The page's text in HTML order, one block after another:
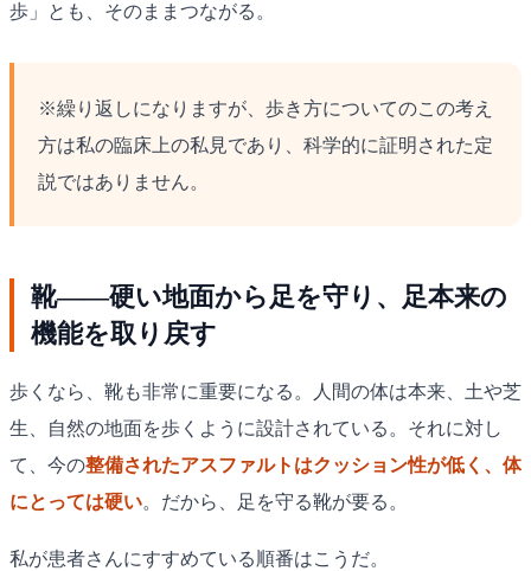
歩」とも、そのままつながる。
※繰り返しになりますが、歩き方についてのこの考え
方は私の臨床上の私見であり、科学的に証明された定
説ではありません。
靴——硬い地面から足を守り、足本来の
機能を取り戻す
歩くなら、靴も非常に重要になる。人間の体は本来、土や芝
生、自然の地面を歩くように設計されている。それに対し
て、今の整備されたアスファルトはクッション性が低く、体
にとっては硬い。だから、足を守る靴が要る。
私が患者さんにすすめている順番はこうだ。